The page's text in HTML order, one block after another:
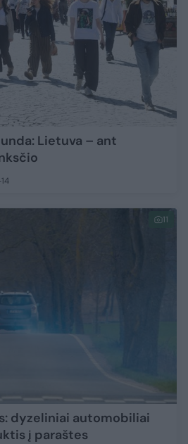
Lietuva – ant
11
dyzeliniai automobiliai
į paraštes